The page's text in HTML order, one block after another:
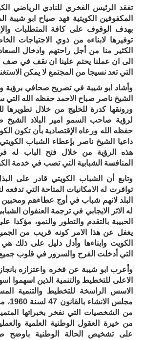
تفقد الرئيس الفخري للنادي الرياضي
المكفوفين الكويتية فهد صياح ابو شيبة
بهدف الوقوف على كافة المتطلبات
توفيرها لابناءه من ذوي الاجتياجات
الكثير منا من أجل راحتهم وادخال
الى ان عملنا يحتم علينا ان نقف في صف
التي تعد نسيجا من المجتمع لا يمكن
وأشاد ابو شيبة في تصريح صحافي برؤية
الشيخ ناصر صباح الاحمد حفظه الله التي
ورونقها كدرة للخليج من خلال تطويرها
لرؤية صاحب السمو امير البلاد الشيخ
حفظه الله ورعاه الإقتصادية بأن تكون
داعيا الشيخ ناصر بإعطاء الشباب
هذه الرؤية من خلال فتح الباب له
المنافسة الشبابية التي تصب في خدمة
وتابع أن الشباب الكويتي قادر على
توافرت له الامكانيات المتاحة التي تدفعه
البلد لانهم شباب في أوج عطاءهم
له الاثر الايجابي في ترجمة العنفوان
الحبيبة بالتقدم والتطور والنمو، مؤكدا
يغفل عن هذا الامر كونه قريب من
الكويت وابناءها وأدل دليل على ذلك
التي أدخلت الفرح والسرور في قلوب
وأعرب ابو شيبة عن فخره واعتزازه
الاعلى للتخطيط والتنمية الذين اسهموا
الاسس الراسخة للتخطيط والتنمية
مجلس
من الشخصيات التي نفخر بخبراتها
من خيرة العقول الوطنية العلمية
على تشخيص الحالة الوطنية باوضح